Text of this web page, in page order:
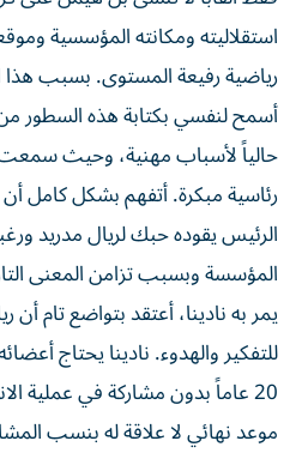
استقلاليته ومكانته المؤسسية
رياضية رفيعة المستوى. بسبب هذا
أسمح لنفسي بكتابة هذه
حالياً لأسباب مهنية، وحيث سمعت
رئاسية مبكرة. أتفهم بشكل كامل
الرئيس يقوده حبك لريال مدريد
المؤسسة وبسبب تزامن المعنى
يمر به نادينا، أعتقد بتواضع تام
للتفكير والهدوء. نادينا يحتاج
20 عاماً بدون مشاركة في عملية
موعد نهائي لا علاقة له بنسب